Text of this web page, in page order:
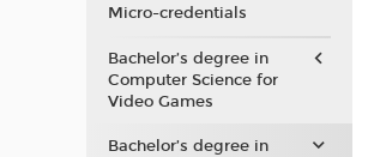
Micro-credentials
Bachelor’s degree in
Computer Science for
Video Games
Bachelor’s degree in